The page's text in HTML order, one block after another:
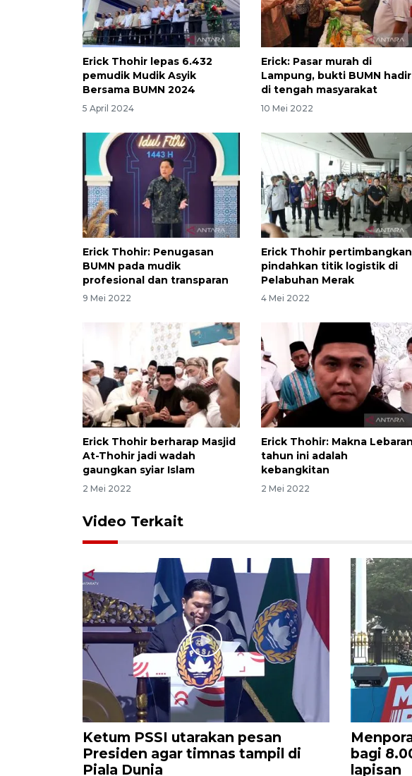
Erick Thohir lepas 6.432
pemudik Mudik Asyik
Bersama BUMN 2024
5 April 2024
Erick: Pasar murah di
Lampung, bukti BUMN hadir
di tengah masyarakat
10 Mei 2022
Erick Thohir: Penugasan
BUMN pada mudik
profesional dan transparan
9 Mei 2022
Erick Thohir pertimbangkan
pindahkan titik logistik di
Pelabuhan Merak
4 Mei 2022
Erick Thohir berharap Masjid
At-Thohir jadi wadah
gaungkan syiar Islam
2 Mei 2022
Erick Thohir: Makna Lebaran
tahun ini adalah
kebangkitan
2 Mei 2022
Video Terkait
Ketum PSSI utarakan pesan
Presiden agar timnas tampil di
Piala Dunia
bagi
lapisan